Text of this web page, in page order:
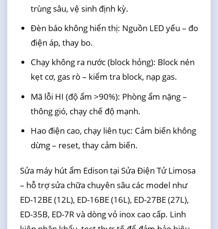
trùng sâu, vệ sinh định kỳ.
Đèn báo không hiển thị: Nguồn LED yếu – đo
điện áp, thay bo.
Chạy không ra nước (block hỏng): Block nén
kẹt cơ, gas rò – kiểm tra block, nạp gas.
Mã lỗi HI (độ ẩm >90%): Phòng ẩm nặng –
thông gió, chạy chế độ mạnh.
Hao điện cao, chạy liên tục: Cảm biến không
dừng – reset, thay cảm biến.
Sửa máy hút ẩm Edison tại Sửa Điện Tử Limosa
– hỗ trợ sửa chữa chuyên sâu các model như
ED-12BE (12L), ED-16BE (16L), ED-27BE (27L),
ED-35B, ED-7R và dòng vỏ inox cao cấp. Linh